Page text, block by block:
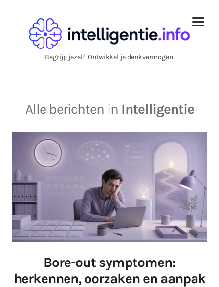
Begrijp jezelf. Ontwikkel je denkvermogen.
Alle berichten in Intelligentie
Bore-out symptomen:
herkennen, oorzaken en aanpak